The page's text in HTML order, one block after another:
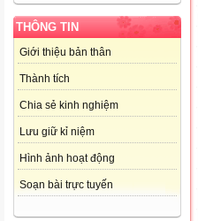
THÔNG TIN
Giới thiệu bản thân
Thành tích
Chia sẻ kinh nghiệm
Lưu giữ kỉ niệm
Hình ảnh hoạt động
Soạn bài trực tuyến